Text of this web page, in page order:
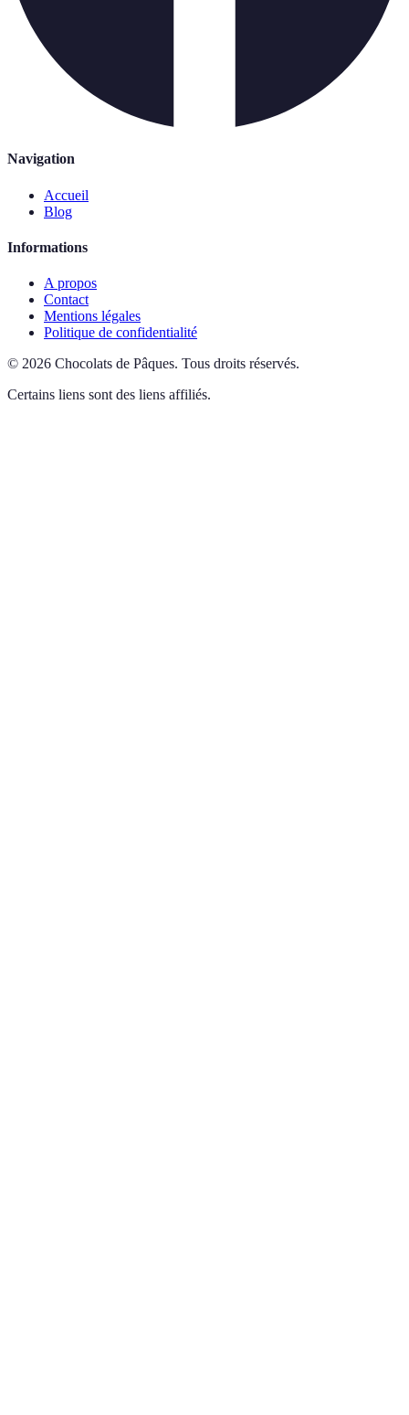
Navigation
Accueil
Blog
Informations
A propos
Contact
Mentions légales
Politique de confidentialité
© 2026 Chocolats de Pâques. Tous droits réservés.
Certains liens sont des liens affiliés.